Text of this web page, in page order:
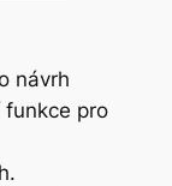
návrh
pro